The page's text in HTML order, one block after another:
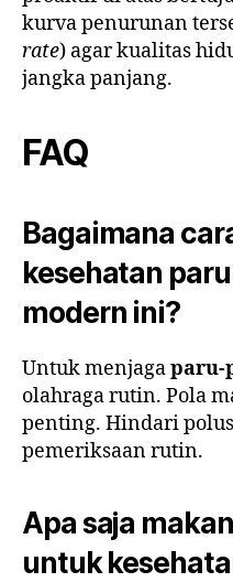
kurva penurunan
rate) agar kualitas
jangka panjang.
FAQ
Bagaimana
kesehatan
modern ini?
Untuk menjagaparu-
olahraga rutin. Pola
penting. Hindari
pemeriksaan rutin.
Apa saja
untuk